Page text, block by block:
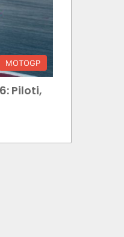
MOTOGP
Piloti,